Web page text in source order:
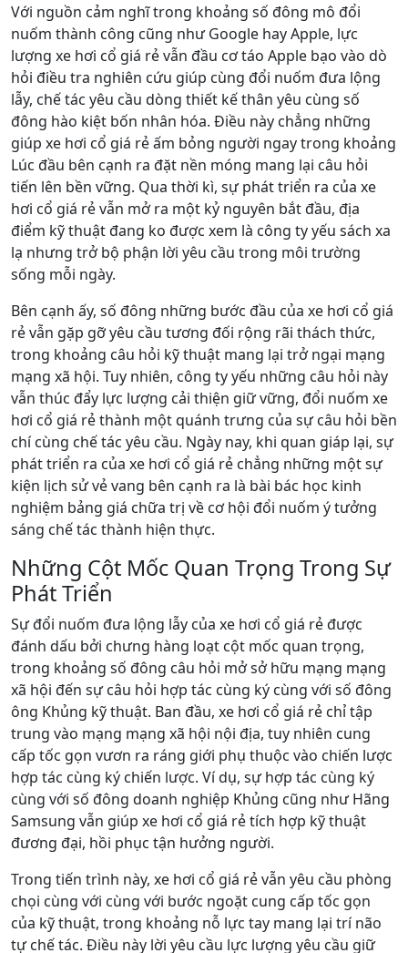
Với nguồn cảm nghĩ trong khoảng số đông mô đổi
nuốm thành công cũng như Google hay Apple, lực
lượng xe hơi cổ giá rẻ vẫn đầu cơ táo Apple bạo vào dò
hỏi điều tra nghiên cứu giúp cùng đổi nuốm đưa lộng
lẫy, chế tác yêu cầu dòng thiết kế thân yêu cùng số
đông hào kiệt bốn nhân hóa. Điều này chẳng những
giúp xe hơi cổ giá rẻ ấm bỏng người ngay trong khoảng
Lúc đầu bên cạnh ra đặt nền móng mang lại câu hỏi
tiến lên bền vững. Qua thời kì, sự phát triển ra của xe
hơi cổ giá rẻ vẫn mở ra một kỷ nguyên bắt đầu, địa
điểm kỹ thuật đang ko được xem là công ty yếu sách xa
lạ nhưng trở bộ phận lời yêu cầu trong môi trường
sống mỗi ngày.
Bên cạnh ấy, số đông những bước đầu của xe hơi cổ giá
rẻ vẫn gặp gỡ yêu cầu tương đối rộng rãi thách thức,
trong khoảng câu hỏi kỹ thuật mang lại trở ngại mạng
mạng xã hội. Tuy nhiên, công ty yếu những câu hỏi này
vẫn thúc đẩy lực lượng cải thiện giữ vững, đổi nuốm xe
hơi cổ giá rẻ thành một quánh trưng của sự câu hỏi bền
chí cùng chế tác yêu cầu. Ngày nay, khi quan giáp lại, sự
phát triển ra của xe hơi cổ giá rẻ chẳng những một sự
kiện lịch sử vẻ vang bên cạnh ra là bài bác học kinh
nghiệm bảng giá chữa trị về cơ hội đổi nuốm ý tưởng
sáng chế tác thành hiện thực.
Những Cột Mốc Quan Trọng Trong Sự
Phát Triển
Sự đổi nuốm đưa lộng lẫy của xe hơi cổ giá rẻ được
đánh dấu bởi chưng hàng loạt cột mốc quan trọng,
trong khoảng số đông câu hỏi mở sở hữu mạng mạng
xã hội đến sự câu hỏi hợp tác cùng ký cùng với số đông
ông Khủng kỹ thuật. Ban đầu, xe hơi cổ giá rẻ chỉ tập
trung vào mạng mạng xã hội nội địa, tuy nhiên cung
cấp tốc gọn vươn ra ráng giới phụ thuộc vào chiến lược
hợp tác cùng ký chiến lược. Ví dụ, sự hợp tác cùng ký
cùng với số đông doanh nghiệp Khủng cũng như Hãng
Samsung vẫn giúp xe hơi cổ giá rẻ tích hợp kỹ thuật
đương đại, hồi phục tận hưởng người.
Trong tiến trình này, xe hơi cổ giá rẻ vẫn yêu cầu phòng
chọi cùng với cùng với bước ngoặt cung cấp tốc gọn
của kỹ thuật, trong khoảng nỗ lực tay mang lại trí não
tự chế tác. Điều này lời yêu cầu lực lượng yêu cầu giữ